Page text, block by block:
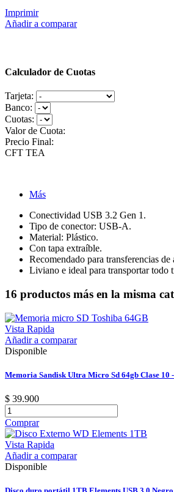
Imprimir
Añadir a comparar
Calculador de Cuotas
Tarjeta:
Banco:
Cuotas:
Valor de Cuota:
Precio Final:
CFT TEA
Más
Conectividad USB 3.2 Gen 1.
Tipo de conector: USB-A.
Material: Plástico.
Con tapa extraíble.
Recomendado para transferencias
Liviano e ideal para transportar todo
16 productos más en la misma
Vista Rapida
Añadir a comparar
Disponible
Memoria Sandisk Ultra Micro Sd 64gb Clase 10
$ 39.900
Comprar
Vista Rapida
Añadir a comparar
Disponible